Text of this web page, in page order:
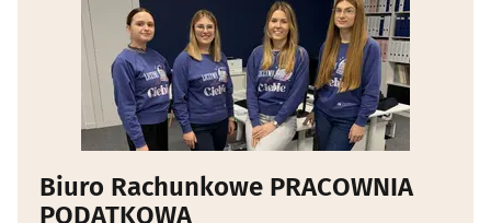
Biuro Rachunkowe PRACOWNIA
PODATKOWA